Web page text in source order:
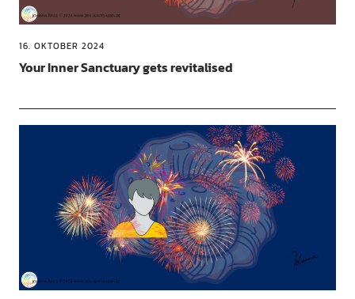
16. OKTOBER 2024
Your Inner Sanctuary gets revitalised